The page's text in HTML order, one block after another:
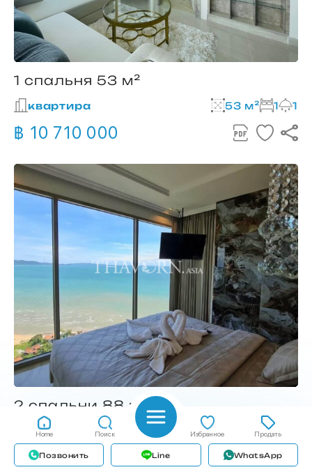
Home Поиск Избранное Продать
Позвонить Line WhatsApp
1 спальня 53 м²
квартира 53 м² 1 1
฿ 10 710 000
2 спальни 88 м²
квартира 88 м² 2
฿ 14 990 000